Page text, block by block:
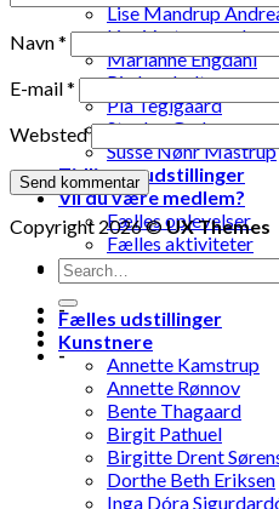
Lise Mandrup
Lise Vestergaard
Marianne Engdahl
Pia Lomholt
Pia Teglgaard
Stanley Graham
Susse Nøhr Mastrup
Tidligere udstillinger
Vil du være medlem?
Fælles oplevelser
Fælles aktiviteter
Kontakt os
-
-
Navn*
E-mail*
Websted
Copyright 2026 ©UX Themes
Fælles udstillinger
Kunstnere
Annette Kamstrup
Annette Rønnov
Bente Thagaard
Birgit Pathuel
Birgitte Drent
Dorthe Beth Eriksen
Inga Dóra